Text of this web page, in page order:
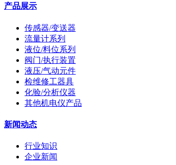
产品展示
传感器/变送器
流量计系列
液位/料位系列
阀门/执行装置
液压/气动元件
检维修工器具
化验/分析仪器
其他机电仪产品
新闻动态
行业知识
企业新闻